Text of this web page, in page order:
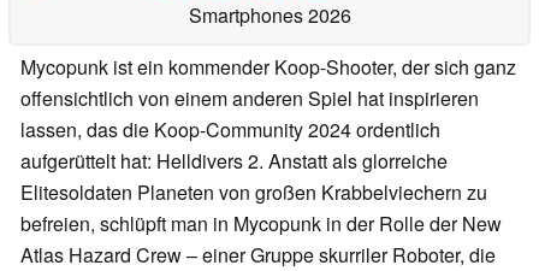
Smartphones 2026
Mycopunk ist ein kommender Koop-Shooter, der sich ganz
offensichtlich von einem anderen Spiel hat inspirieren
lassen, das die Koop-Community 2024 ordentlich
aufgerüttelt hat: Helldivers 2. Anstatt als glorreiche
Elitesoldaten Planeten von großen Krabbelviechern zu
befreien, schlüpft man in Mycopunk in der Rolle der New
Atlas Hazard Crew – einer Gruppe skurriler Roboter, die